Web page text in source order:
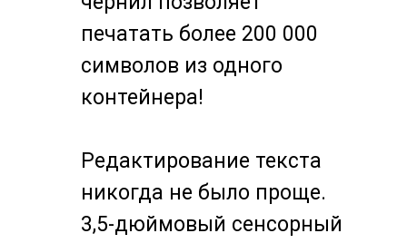
печатать более 200 000
символов из одного
контейнера!
Редактирование текста
никогда не было проще.
3,5-дюймовый сенсорный